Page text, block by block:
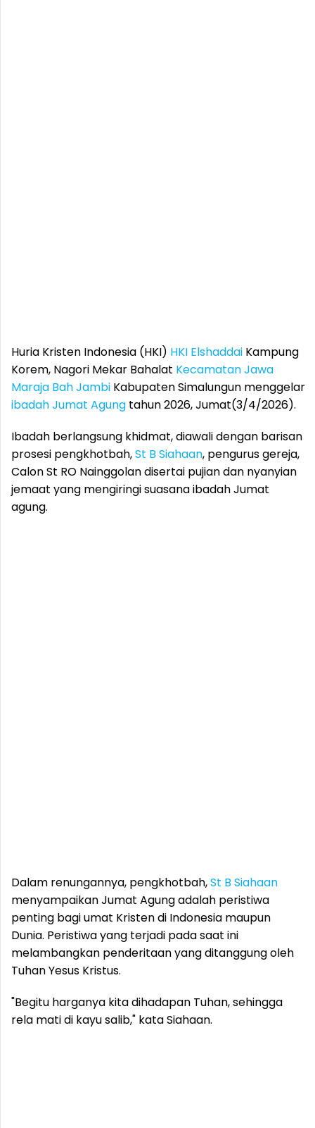
Huria Kristen Indonesia (HKI) HKI Elshaddai Kampung
Korem, Nagori Mekar Bahalat Kecamatan Jawa
Maraja Bah Jambi Kabupaten Simalungun menggelar
ibadah Jumat Agung tahun 2026, Jumat(3/4/2026).
Ibadah berlangsung khidmat, diawali dengan barisan
prosesi pengkhotbah,St B Siahaan, pengurus gereja,
Calon St RO Nainggolan disertai pujian dan nyanyian
jemaat yang mengiringi suasana ibadah Jumat
agung.
Dalam renungannya, pengkhotbah,St B Siahaan
menyampaikan Jumat Agung adalah peristiwa
penting bagi umat Kristen di Indonesia maupun
Dunia. Peristiwa yang terjadi pada saat ini
melambangkan penderitaan yang ditanggung oleh
Tuhan Yesus Kristus.
"Begitu harganya kita dihadapan Tuhan, sehingga
rela mati di kayu salib," kata Siahaan.